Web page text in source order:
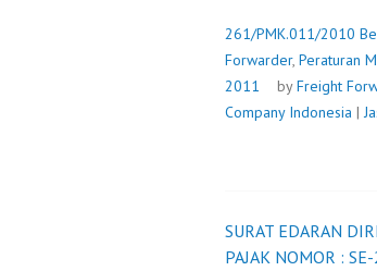
261/PMK.011/2010
Forwarder, Peraturan
2011
byFreight
Company Indonesia |
Post
SURAT EDARAN
PAJAK NOMOR :